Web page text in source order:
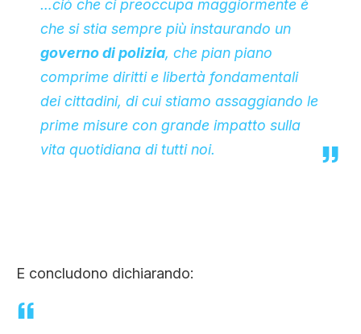
…ciò che ci preoccupa maggiormente è
che si stia sempre più instaurando un
governo di polizia, che pian piano
comprime diritti e libertà fondamentali
dei cittadini, di cui stiamo assaggiando le
prime misure con grande impatto sulla
vita quotidiana di tutti noi.
E concludono dichiarando: